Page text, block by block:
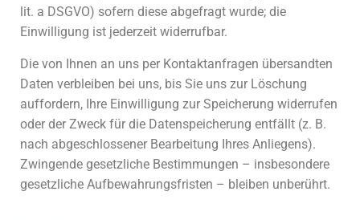
lit. a DSGVO) sofern diese abgefragt wurde; die
Einwilligung ist jederzeit widerrufbar.
Die von Ihnen an uns per Kontaktanfragen übersandten
Daten verbleiben bei uns, bis Sie uns zur Löschung
auffordern, Ihre Einwilligung zur Speicherung widerrufen
oder der Zweck für die Datenspeicherung entfällt (z. B.
nach abgeschlossener Bearbeitung Ihres Anliegens).
Zwingende gesetzliche Bestimmungen – insbesondere
gesetzliche Aufbewahrungsfristen – bleiben unberührt.